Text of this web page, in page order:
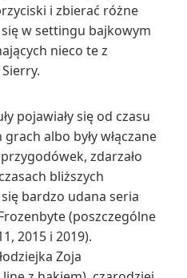
i zbierać różne
się w settingu bajkowym
nieco te z
pojawiały się od czasu
albo były włączane
zdarzało
bliższych
się bardzo udana seria
(poszczególne
2015 i 2019).
Zoja